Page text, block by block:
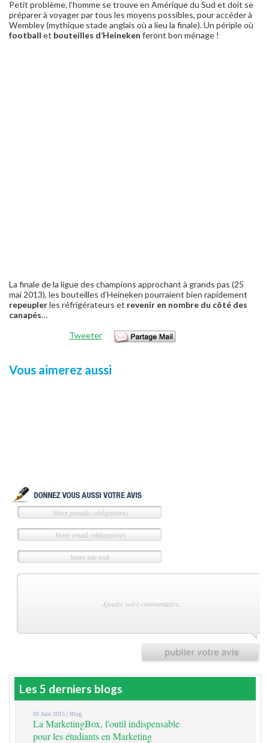
Petit problème, l’homme se trouve en Amérique du Sud et doit se
préparer à voyager par tous les moyens possibles, pour accéder à
Wembley (mythique stade anglais où a lieu la finale). Un périple où
football et bouteilles d’Heineken feront bon ménage !
La finale de la ligue des champions approchant à grands pas (25
mai 2013), les bouteilles d’Heineken pourraient bien rapidement
repeuplerles réfrigérateurs et revenir en nombre du côté des
canapés…
Tweeter
Vous aimerez aussi
Les 5 derniers blogs
03 Juin 2015 |Blog
La MarketingBox, l'outil indispensable
pour les étudiants en Marketing